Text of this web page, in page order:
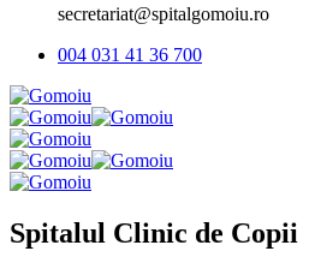
secretariat@spitalgomoiu.ro
004 031 41 36 700
Spitalul Clinic de Copii